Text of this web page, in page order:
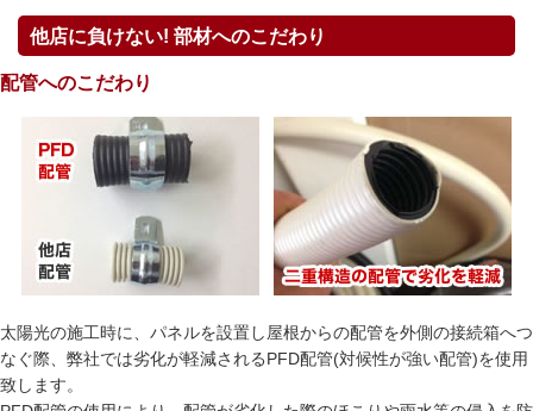
他店に負けない! 部材へのこだわり
配管へのこだわり
太陽光の施工時に、パネルを設置し屋根からの配管を外側の接続箱へつ
なぐ際、弊社では劣化が軽減されるPFD配管(対候性が強い配管)を使用
致します。